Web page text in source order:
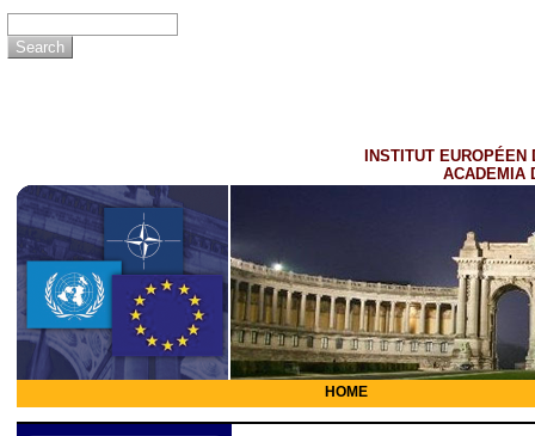
INSTITUT EUROPÉEN
ACADEMIA
HOME